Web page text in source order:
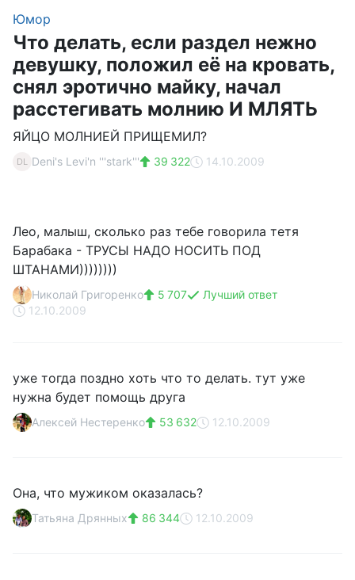
Юмор
Что делать, если раздел нежно
девушку, положил её на кровать,
снял эротично майку, начал
расстегивать молнию И МЛЯТЬ
ЯЙЦО МОЛНИЕЙ ПРИЩЕМИЛ?
DL Deni's Levi'n '''stark''' 39 322 14.10.2009
Лео, малыш, сколько раз тебе говорила тетя
Барабака - ТРУСЫ НАДО НОСИТЬ ПОД
ШТАНАМИ))))))))
Николай Григоренко 5 707
Лучший ответ
12.10.2009
уже тогда поздно хоть что то делать. тут уже
нужна будет помощь друга
Алексей Нестеренко 53 632 12.10.2009
Она, что мужиком оказалась?
Татьяна Дрянных 86 344 12.10.2009